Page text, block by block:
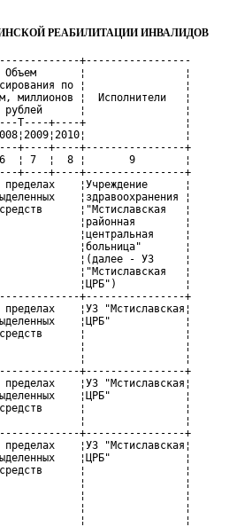
РЕАБИЛИТАЦИИ ИНВАЛИДОВ
+-----------------
¦                ¦
по ¦                ¦
миллионов ¦  Исполнители   ¦
рублей      ¦                ¦
T----+----+                ¦
¦
+----+----+----------------+
¦ 7  ¦  8 ¦       9        ¦
+----+----+----------------+
¦Учреждение      ¦
¦здравоохранения ¦
¦"Мстиславская   ¦
¦районная        ¦
¦центральная     ¦
¦больница"       ¦
¦(далее - УЗ     ¦
¦"Мстиславская   ¦
¦ЦРБ")           ¦
+----------------+
¦УЗ "Мстиславская¦
¦ЦРБ"            ¦
¦                ¦
¦                ¦
¦                ¦
+----------------+
¦УЗ "Мстиславская¦
¦ЦРБ"            ¦
¦                ¦
¦                ¦
+----------------+
¦УЗ "Мстиславская¦
¦ЦРБ"            ¦
¦                ¦
¦                ¦
¦                ¦
¦                ¦
¦                ¦